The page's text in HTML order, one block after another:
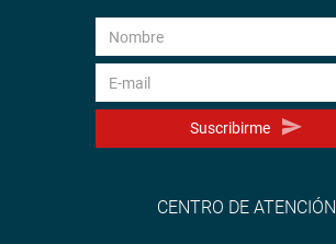
Suscribirme
CENTRO DE ATENCIÓN